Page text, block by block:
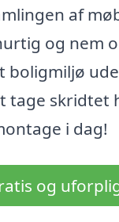
af
og nem
boligmiljø
tage skridtet
i dag!
og